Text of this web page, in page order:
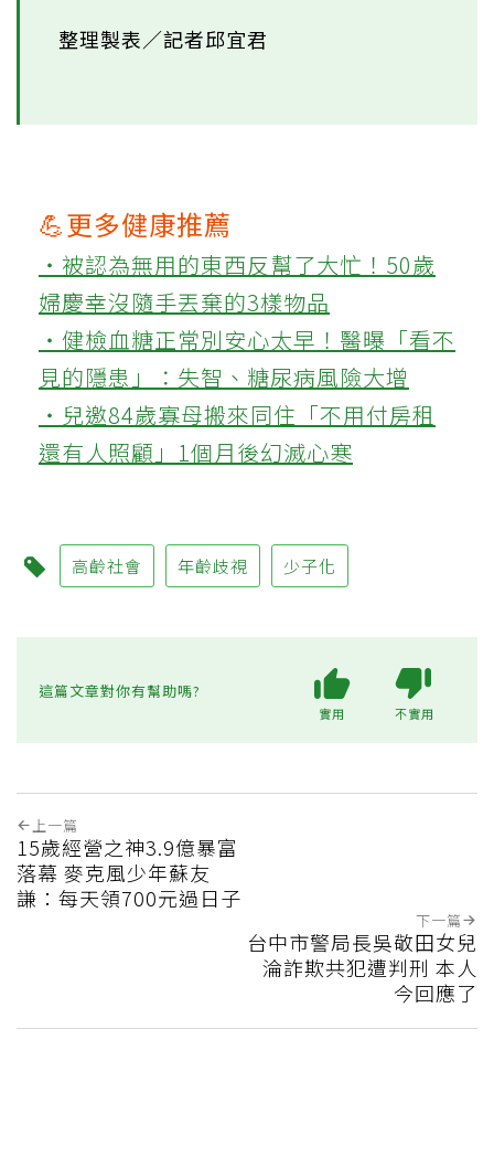
整理製表／記者邱宜君
💪更多健康推薦
‧被認為無用的東西反幫了大忙！50歲
婦慶幸沒隨手丟棄的3樣物品
‧健檢血糖正常別安心太早！醫曝「看不
見的隱患」：失智、糖尿病風險大增
‧兒邀84歲寡母搬來同住「不用付房租
還有人照顧」1個月後幻滅心寒
高齡社會 年齡歧視 少子化
這篇文章對你有幫助嗎?
實用 不實用
上一篇
15歲經營之神3.9億暴富
落幕 麥克風少年蘇友
謙：每天領700元過日子
下一篇
台中市警局長吳敬田女兒
淪詐欺共犯遭判刑 本人
今回應了